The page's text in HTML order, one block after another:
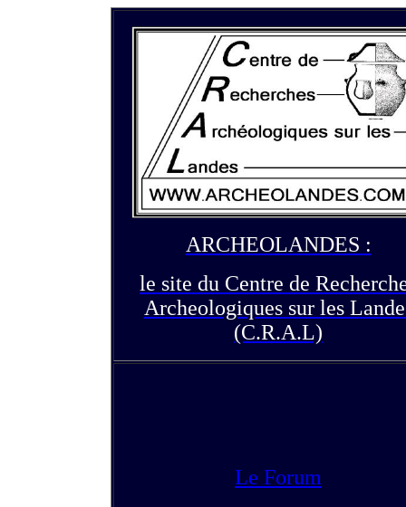
ARCHEOLANDES :
le site du Centre de
Archeologiques sur les
(C.R.A.L)
Le Forum